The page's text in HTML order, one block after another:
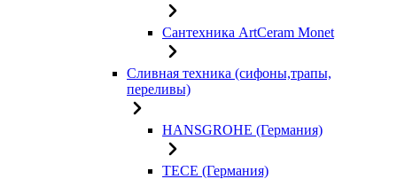
Сантехника ArtCeram Monet
Сливная техника (сифоны,трапы,
переливы)
HANSGROHE (Германия)
TECE (Германия)